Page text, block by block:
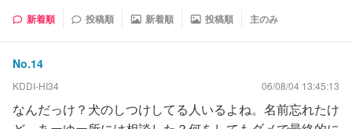
新着順 投稿順 新着順 投稿順 主のみ
No.14
KDDI-HI34 06/08/04 13:45:13
なんだっけ？犬のしつけしてる人いるよね。名前忘れたけ